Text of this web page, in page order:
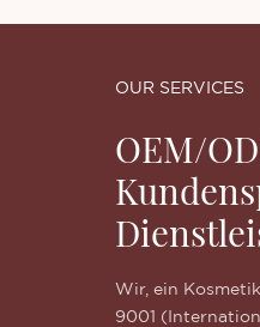
OUR SERVICES
OEM/
Wir, ein
9001